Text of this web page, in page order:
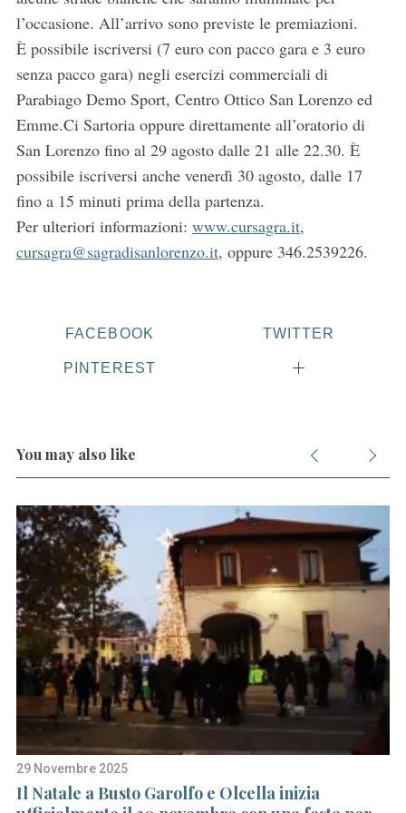
l’occasione. All’arrivo sono previste le premiazioni.
È possibile iscriversi (7 euro con pacco gara e 3 euro
senza pacco gara) negli esercizi commerciali di
Parabiago Demo Sport, Centro Ottico San Lorenzo ed
Emme.Ci Sartoria oppure direttamente all’oratorio di
San Lorenzo fino al 29 agosto dalle 21 alle 22.30. È
possibile iscriversi anche venerdì 30 agosto, dalle 17
fino a 15 minuti prima della partenza.
Per ulteriori informazioni: www.cursagra.it,
cursagra@sagradisanlorenzo.it, oppure 346.2539226.
FACEBOOK TWITTER
PINTEREST
You may also like
29 Novembre 2025
Il Natale a Busto Garolfo e Olcella inizia
e
a
r
c
f
r
: